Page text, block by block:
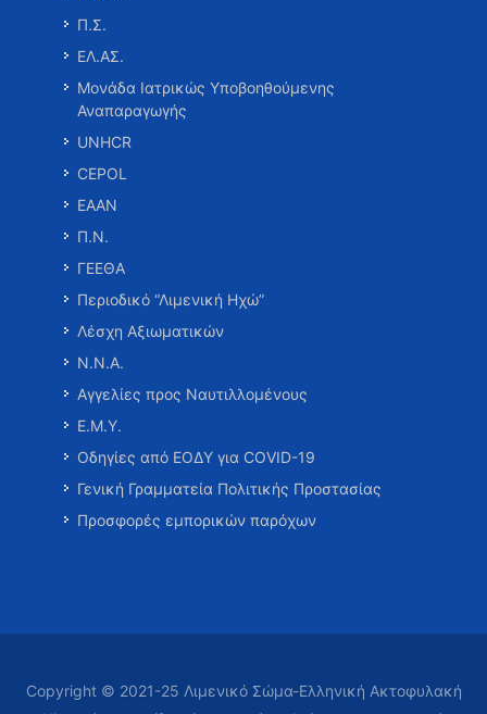
Π.Σ.
ΕΛ.ΑΣ.
Μονάδα Ιατρικώς Υποβοηθούμενης
Αναπαραγωγής
UNHCR
CEPOL
ΕΑΑΝ
Π.Ν.
ΓΕΕΘΑ
Περιοδικό “Λιμενική Ηχώ”
Λέσχη Αξιωματικών
Ν.Ν.Α.
Αγγελίες προς Ναυτιλλομένους
Ε.Μ.Υ.
Οδηγίες από ΕΟΔΥ για COVID-19
Γενική Γραμματεία Πολιτικής Προστασίας
Προσφορές εμπορικών παρόχων
Copyright © 2021-25 Λιμενικό Σώμα-Ελληνική Ακτοφυλακή